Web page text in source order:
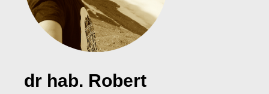
dr hab. Robert